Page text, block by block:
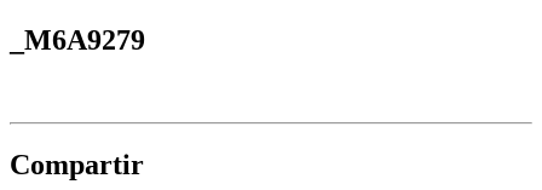
_M6A9279
Compartir